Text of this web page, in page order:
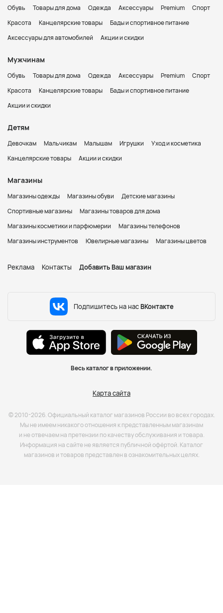
Обувь Товары для дома Одежда Аксессуары Premium
Спорт
Красота
Канцелярские товары
Бады и спортивное питание
Аксессуары для автомобилей
Акции и скидки
Мужчинам
Обувь Товары для дома Одежда Аксессуары Premium
Спорт
Красота
Канцелярские товары
Бады и спортивное питание
Акции и скидки
Детям
Девочкам Мальчикам Малышам Игрушки
Уход и косметика
Канцелярские товары
Акции и скидки
Магазины
Магазины одежды Магазины обуви
Детские магазины
Спортивные магазины
Магазины товаров для дома
Магазины косметики и парфюмерии
Магазины телефонов
Магазины инструментов
Ювелирные магазины Магазины цветов
Реклама Контакты Добавить Ваш магазин
Подпишитесь на нас ВКонтакте
Весь каталог в приложении.
Карта сайта
© 2010-2026. Официальный каталог магазинов России во всех городах.
Мы не имеем никакого отношения к представленным магазинам
и не отвечаем на претензии по качеству обслуживания и товара.
Информация на сайте не является публичной офёртой. Каталог
магазинов и товаров представлен в ознакомительных целях.